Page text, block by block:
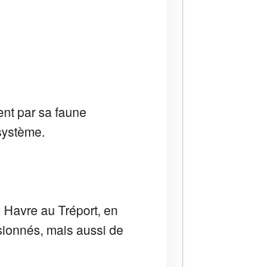
par sa faune
au Tréport, en
mais aussi de